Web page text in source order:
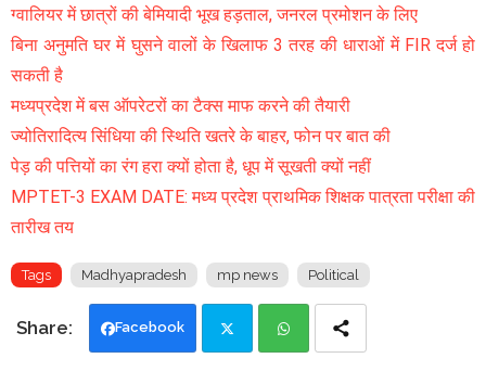
ग्वालियर में छात्रों की बेमियादी भूख हड़ताल, जनरल प्रमोशन के लिए
बिना अनुमति घर में घुसने वालों के खिलाफ 3 तरह की धाराओं में FIR दर्ज हो
सकती है
मध्यप्रदेश में बस ऑपरेटरों का टैक्स माफ करने की तैयारी
ज्योतिरादित्य सिंधिया की स्थिति खतरे के बाहर, फोन पर बात की
पेड़ की पत्तियों का रंग हरा क्यों होता है, धूप में सूखती क्यों नहीं
MPTET-3 EXAM DATE: मध्य प्रदेश प्राथमिक शिक्षक पात्रता परीक्षा की
तारीख तय
Tags Madhyapradesh mp news Political
Facebook